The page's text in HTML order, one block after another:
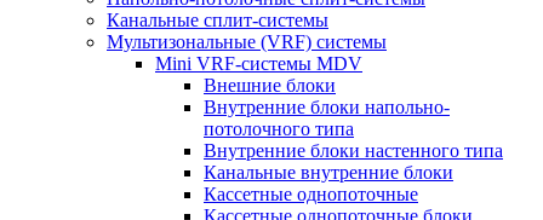
Канальные сплит-системы
Мультизональные (VRF) системы
Mini VRF-системы MDV
Внешние блоки
Внутренние блоки напольно-
потолочного типа
Внутренние блоки настенного типа
Канальные внутренние блоки
Кассетные однопоточные
Кассетные однопоточные блоки